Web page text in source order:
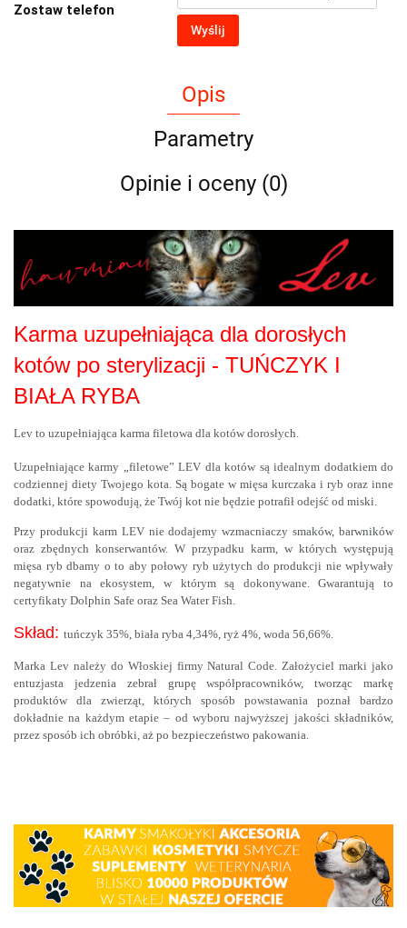
Zostaw telefon
Wyślij
Opis
Parametry
Opinie i oceny (0)
Karma uzupełniająca dla dorosłych
kotów po sterylizacji - TUŃCZYK I
BIAŁA RYBA
Lev to uzupełniająca karma filetowa dla kotów dorosłych.
Uzupełniające karmy „filetowe” LEV dla kotów są idealnym dodatkiem do
codziennej diety Twojego kota. Są bogate w mięsa kurczaka i ryb oraz inne
dodatki, które spowodują, że Twój kot nie będzie potrafił odejść od miski.
Przy produkcji karm LEV nie dodajemy wzmacniaczy smaków, barwników
oraz zbędnych konserwantów. W przypadku karm, w których występują
mięsa ryb dbamy o to aby połowy ryb użytych do produkcji nie wpływały
negatywnie na ekosystem, w którym są dokonywane. Gwarantują to
certyfikaty Dolphin Safe oraz Sea Water Fish.
Skład: tuńczyk 35%, biała ryba 4,34%, ryż 4%, woda 56,66%.
Marka Lev należy do Włoskiej firmy Natural Code. Założyciel marki jako
entuzjasta jedzenia zebrał grupę współpracowników, tworząc markę
produktów dla zwierząt, których sposób powstawania poznał bardzo
dokładnie na każdym etapie – od wyboru najwyższej jakości składników,
przez sposób ich obróbki, aż po bezpieczeństwo pakowania.